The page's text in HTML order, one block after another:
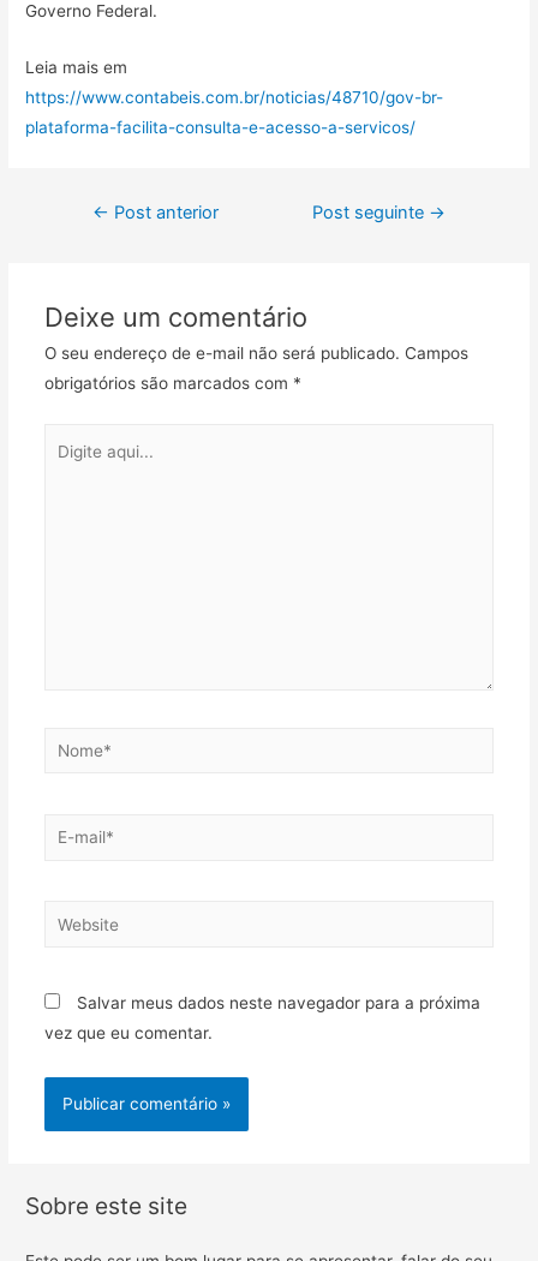
Governo Federal.
Leia mais em
https://www.contabeis.com.br/noticias/48710/gov-br-
plataforma-facilita-consulta-e-acesso-a-servicos/
← Post anterior Post seguinte →
Deixe um comentário
O seu endereço de e-mail não será publicado. Campos
obrigatórios são marcados com *
Salvar meus dados neste navegador para a próxima
vez que eu comentar.
Sobre este site